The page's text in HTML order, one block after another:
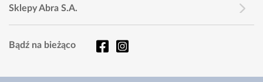
Sklepy Abra S.A.
Bądź na bieżąco